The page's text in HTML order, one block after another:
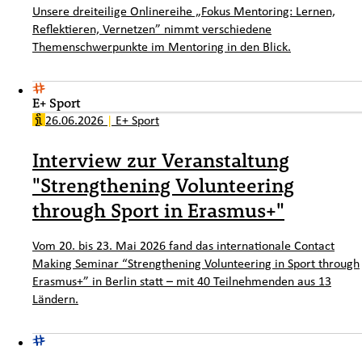
Unsere dreiteilige Onlinereihe „Fokus Mentoring: Lernen,
Reflektieren, Vernetzen” nimmt verschiedene
Themenschwerpunkte im Mentoring in den Blick.
E+ Sport
26.06.2026 | E+ Sport
Interview zur Veranstaltung
"Strengthening Volunteering
through Sport in Erasmus+"
Vom 20. bis 23. Mai 2026 fand das internationale Contact
Making Seminar “Strengthening Volunteering in Sport through
Erasmus+” in Berlin statt – mit 40 Teilnehmenden aus 13
Ländern.